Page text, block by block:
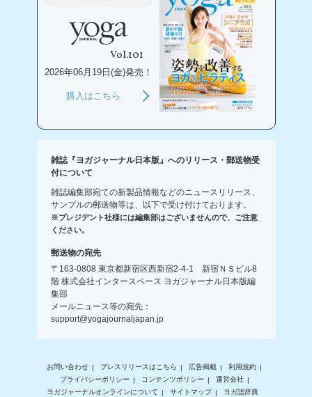
Vol.101
2026年06月19日(金)発売！
購入はこちら
雑誌『ヨガジャーナル日本版』へのリリース・郵送物受
付について
雑誌編集部宛ての新製品情報などのニュースリリース、
サンプルの郵送物等は、以下で受け付けております。
※プレジデント社様には編集部はございませんので、ご注意
ください。
郵送物の宛先
〒163-0808 東京都新宿区西新宿2-4-1 新宿ＮＳビル8
階 株式会社インタースペース ヨガジャーナル日本版編
集部
メールニュース等の宛先：
support@yogajournaljapan.jp
お問い合わせ プレスリリースはこちら 広告掲載
利用規約
プライバシーポリシー
コンテンツポリシー
運営会社
ヨガジャーナルオンラインについて
サイトマップ ヨガ語辞典